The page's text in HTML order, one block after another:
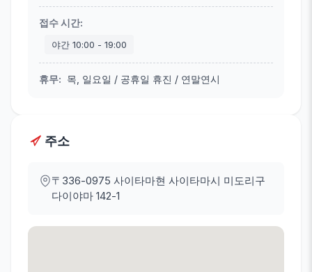
접수 시간:
야간 10:00 - 19:00
휴무: 목, 일요일 / 공휴일 휴진 / 연말연시
주소
〒336-0975 사이타마현 사이타마시 미도리구
다이야마 142-1